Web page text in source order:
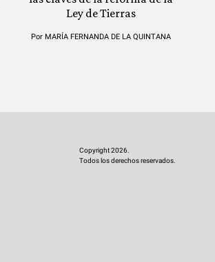
Ley de Tierras
Por MARÍA FERNANDA DE LA QUINTANA
Copyright 2026.
Todos los derechos reservados.